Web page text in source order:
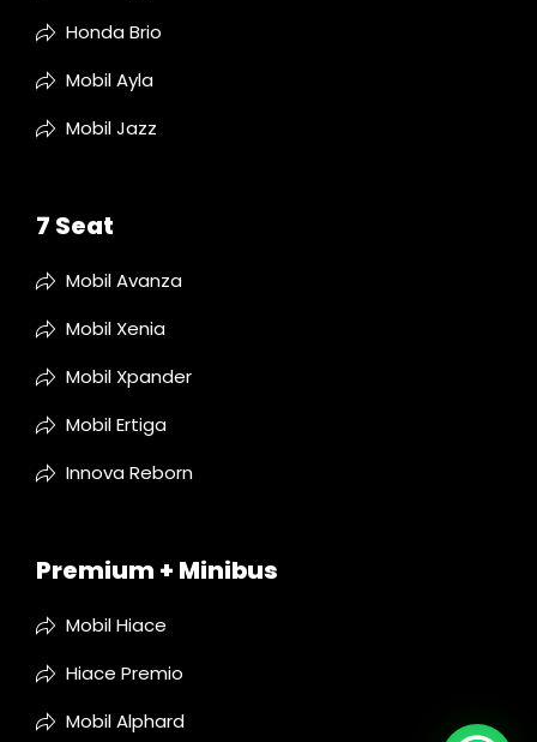
Honda Brio
Mobil Ayla
Mobil Jazz
7 Seat
Mobil Avanza
Mobil Xenia
Mobil Xpander
Mobil Ertiga
Innova Reborn
Premium + Minibus
Mobil Hiace
Hiace Premio
Mobil Alphard